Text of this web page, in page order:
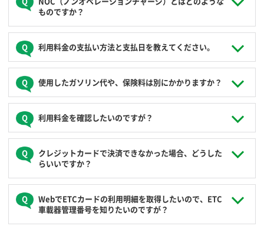
ー料金がかかります。
６時間まで・12時間まで・24時間まで・36時間まで・48時
間まで・60時間まで・72時間までを設定しています。
各最大料金に達するまでは、ショート料金が課金されま
す。
最大料金はシステムが自動的に適用しますので、予約時に
選択していただく必要はありません。
20時～翌８時の間でご予約ご利用される場合は、更にお得
な「夜間料金」が適用されます。
しくは各々の項目をご覧ください。
その他の費用
所定時間外に予約のキャンセルや短縮をした場合
事故や故障が発生した場合
規約に定めたペナルティーが発生した場合
駐車違反を起こした場合
ものですか？
ご利用中の事故やその他事由により車両に損害（汚損等を含
む）が発生した場合、当社が原状回復に要する期間、その車
両を使用できないことによる休業補償の一部がNOCになりま
害賠償の予約を行うものですので、予め金額を定めていま
す。
NOC
利用料金の支払い方法と支払日を教えてください。
利用料金は、ご利用ごとにご登録のクレジットカードによる
お支払い（１回払い）となります。お支払日は、クレジット
カード会社の締め日と口座振替日をご確認ください。日をま
使用したガソリン代や、保険料は別にかかりますか？
「利用料金」には、ガソリン代や保険料、消費税が含まれて
います。
利用料金を確認したいのですが？
ログイン後の会員ページ「履歴・請求情報」から確認いただ
けます。
クレジットカードで決済できなかった場合、どうした
らいいですか？
登録されたクレジットカードのご利用限度額が超えている等
の理由※が考えられます。ログイン後の会員ページ「お客様
の登録情報」から、他のクレジットカードへの変更登録をお
願いします。
WebでETCカードの利用明細を取得したいので、ETC
車載器管理番号を知りたいのですが？